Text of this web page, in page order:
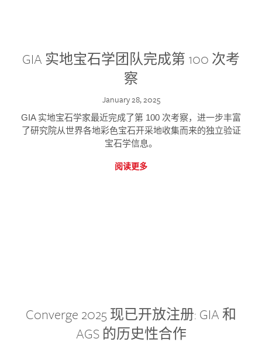
GIA 实地宝石学团队完成第 100 次考
察
January 28, 2025
GIA 实地宝石学家最近完成了第 100 次考察，进一步丰富
了研究院从世界各地彩色宝石开采地收集而来的独立验证
宝石学信息。
阅读更多
Converge 2025 现已开放注册: GIA 和
AGS 的历史性合作